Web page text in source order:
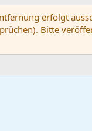
erfolgt
Bitte